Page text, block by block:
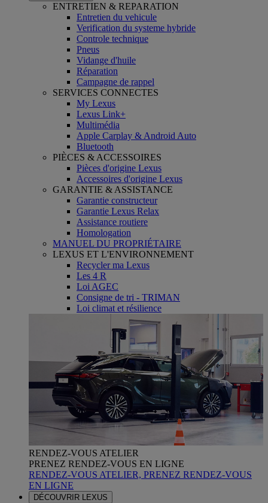
ENTRETIEN & REPARATION
Entretien du vehicule
Verification du systeme hybride
Controle technique
Pneus
Vidange d'huile
Réparation
Campagne de rappel
SERVICES CONNECTES
My Lexus
Lexus Link+
Multimédia
Apple Carplay & Android Auto
Bluetooth
PIÈCES & ACCESSOIRES
Pièces d'origine Lexus
Accessoires d'origine Lexus
GARANTIE & ASSISTANCE
Garantie constructeur
Garantie Lexus Relax
Assistance routiere
Homologation
MANUEL DU PROPRIÉTAIRE
LEXUS ET L'ENVIRONNEMENT
Recycler ma Lexus
Les 4 R
Loi AGEC
Consigne de tri - TRIMAN
Loi climat et résilience
RENDEZ-VOUS ATELIER
PRENEZ RENDEZ-VOUS EN LIGNE
RENDEZ-VOUS ATELIER, PRENEZ RENDEZ-VOUS
EN LIGNE
DÉCOUVRIR LEXUS